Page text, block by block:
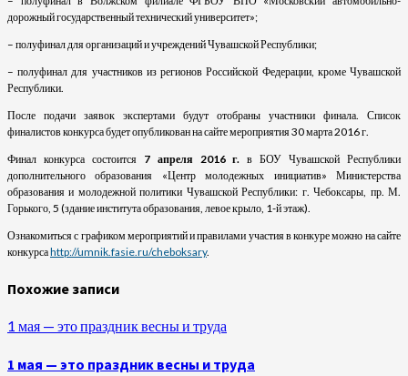
дорожный государственный технический университет»;
– полуфинал для организаций и учреждений Чувашской Республики;
– полуфинал для участников из регионов Российской Федерации, кроме Чувашской
Республики.
После подачи заявок экспертами будут отобраны участники финала. Список
финалистов конкурса будет опубликован на сайте мероприятия 30 марта 2016 г.
Финал конкурса состоится 7 апреля 2016 г. в БОУ Чувашской Республики
дополнительного образования «Центр молодежных инициатив» Министерства
образования и молодежной политики Чувашской Республики: г. Чебоксары, пр. М.
Горького, 5 (здание института образования, левое крыло, 1-й этаж).
Ознакомиться с графиком мероприятий и правилами участия в конкуре можно на сайте
конкурсаhttp://umnik.fasie.ru/cheboksary.
Похожие записи
1 мая — это праздник весны и труда
1 мая — это праздник весны и труда